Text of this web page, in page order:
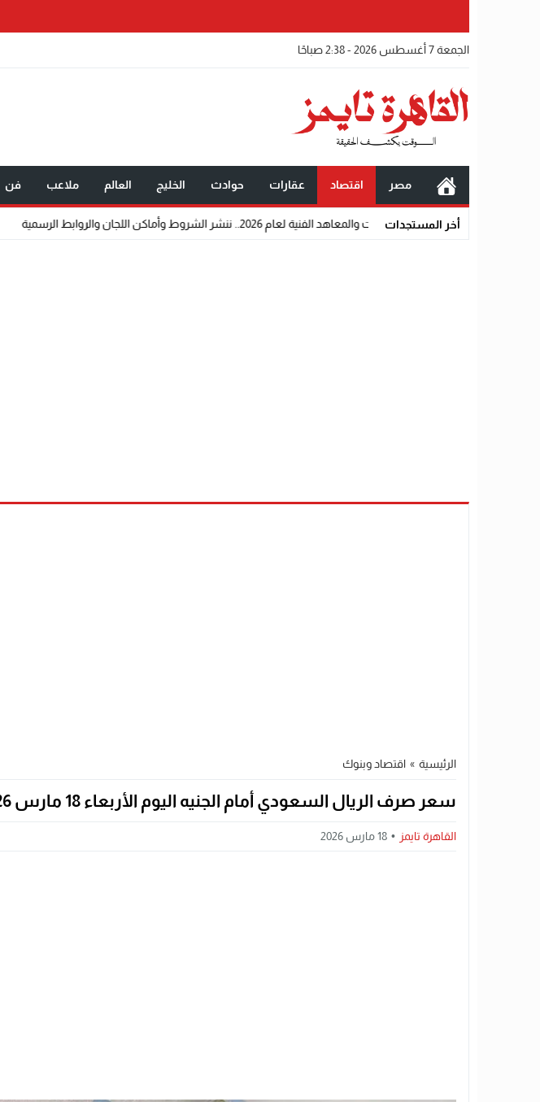
الجمعة 7 أغسطس 2026 - 2:38 صباحًا
مصر اقتصاد عقارات حوادث الخليج العالم ملاعب فن
أخر المستجدات 07:32 والمعاهد الفنية لعام 2026.. ننشر الشروط وأماكن اللجان والروابط الرسمية
الرئيسية » اقتصاد وبنوك
سعر صرف الريال السعودي أمام الجنيه اليوم الأربعاء 18 مارس 2026 – القاهرة تايمز
القاهرة تايمز 18 مارس 2026